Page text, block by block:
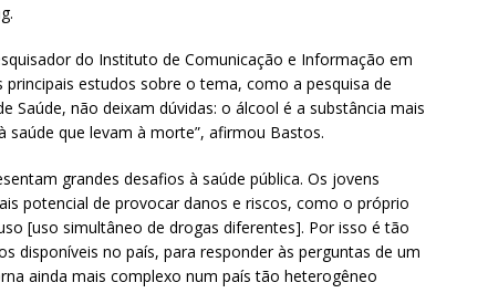
do Instituto de Comunicação e Informação em
estudos sobre o tema, como a pesquisa de
Saúde, não deixam dúvidas: o álcool é a substância mais
que levam à morte”, afirmou Bastos.
grandes desafios à saúde pública. Os jovens
potencial de provocar danos e riscos, como o próprio
[uso simultâneo de drogas diferentes]. Por isso é tão
disponíveis no país, para responder às perguntas de um
ainda mais complexo num país tão heterogêneo